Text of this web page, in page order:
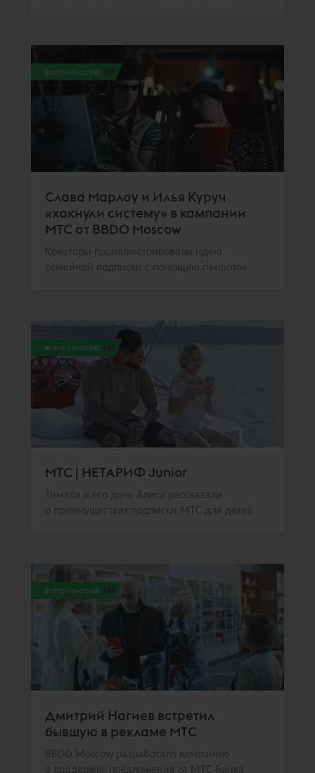
всего голосов: 355
Слава Марлоу и Илья Куруч
«хакнули систему» в кампании
МТС от BBDO Moscow
Креаторы проиллюстрировали идею
семейной подписки с помощью пэкшотов
всего голосов: 343
МТС | НЕТАРИФ Junior
Тимати и его дочь Алиса рассказали
о преимуществах подписки МТС для детей
всего голосов: 325
Дмитрий Нагиев встретил
бывшую в рекламе МТС
BBDO Moscow разработало кампанию
в поддержку предложения от МТС Банка